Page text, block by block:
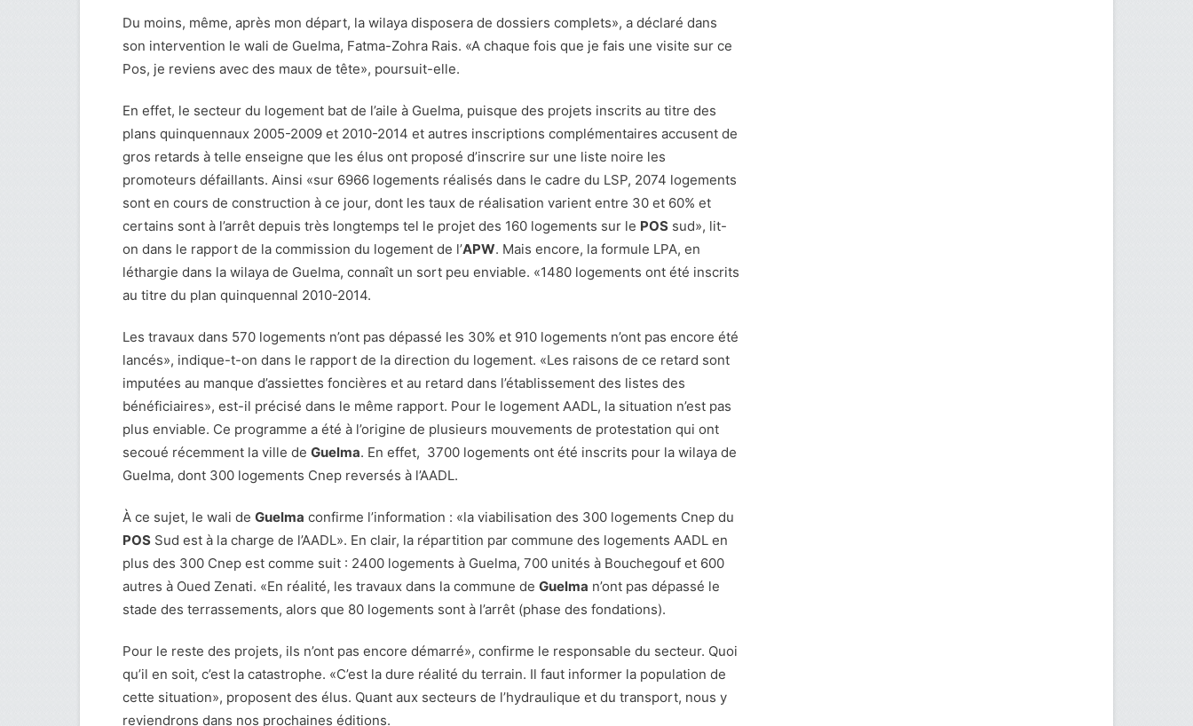
Du moins, même, après mon départ, la wilaya disposera de dossiers complets», a déclaré dans
son intervention le wali de Guelma, Fatma-Zohra Rais. «A chaque fois que je fais une visite sur ce
Pos, je reviens avec des maux de tête», poursuit-elle.
En effet, le secteur du logement bat de l’aile à Guelma, puisque des projets inscrits au titre des
plans quinquennaux 2005-2009 et 2010-2014 et autres inscriptions complémentaires accusent de
gros retards à telle enseigne que les élus ont proposé d’inscrire sur une liste noire les
promoteurs défaillants. Ainsi «sur 6966 logements réalisés dans le cadre du LSP, 2074 logements
sont en cours de construction à ce jour, dont les taux de réalisation varient entre 30 et 60% et
certains sont à l’arrêt depuis très longtemps tel le projet des 160 logements sur le POS sud», lit-
on dans le rapport de la commission du logement de l’APW. Mais encore, la formule LPA, en
léthargie dans la wilaya de Guelma, connaît un sort peu enviable. «1480 logements ont été inscrits
au titre du plan quinquennal 2010-2014.
Les travaux dans 570 logements n’ont pas dépassé les 30% et 910 logements n’ont pas encore été
lancés», indique-t-on dans le rapport de la direction du logement. «Les raisons de ce retard sont
imputées au manque d’assiettes foncières et au retard dans l’établissement des listes des
bénéficiaires», est-il précisé dans le même rapport. Pour le logement AADL, la situation n’est pas
plus enviable. Ce programme a été à l’origine de plusieurs mouvements de protestation qui ont
secoué récemment la ville de Guelma. En effet, 3700 logements ont été inscrits pour la wilaya de
Guelma, dont 300 logements Cnep reversés à l’AADL.
À ce sujet, le wali de Guelma confirme l’information : «la viabilisation des 300 logements Cnep du
POS Sud est à la charge de l’AADL». En clair, la répartition par commune des logements AADL en
plus des 300 Cnep est comme suit : 2400 logements à Guelma, 700 unités à Bouchegouf et 600
autres à Oued Zenati. «En réalité, les travaux dans la commune de Guelma n’ont pas dépassé le
stade des terrassements, alors que 80 logements sont à l’arrêt (phase des fondations).
Pour le reste des projets, ils n’ont pas encore démarré», confirme le responsable du secteur. Quoi
qu’il en soit, c’est la catastrophe. «C’est la dure réalité du terrain. Il faut informer la population de
cette situation», proposent des élus. Quant aux secteurs de l’hydraulique et du transport, nous y
reviendrons dans nos prochaines éditions.